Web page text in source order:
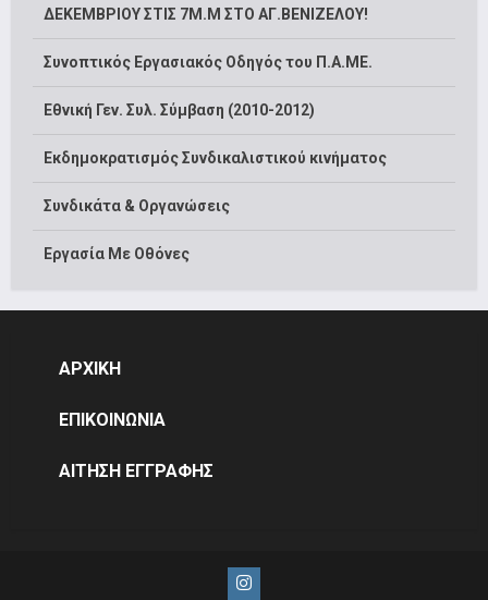
ΔΕΚΕΜΒΡΙΟΥ ΣΤΙΣ 7Μ.Μ ΣΤΟ ΑΓ.ΒΕΝΙΖΕΛΟΥ!
Συνοπτικός Εργασιακός Οδηγός του Π.Α.ΜΕ.
Εθνική Γεν. Συλ. Σύμβαση (2010-2012)
Εκδημοκρατισμός Συνδικαλιστικού κινήματος
Συνδικάτα & Οργανώσεις
Εργασία Με Οθόνες
ΑΡΧΙΚΗ
ΕΠΙΚΟΙΝΩΝΙΑ
ΑΙΤΗΣΗ ΕΓΓΡΑΦΗΣ
Instagram